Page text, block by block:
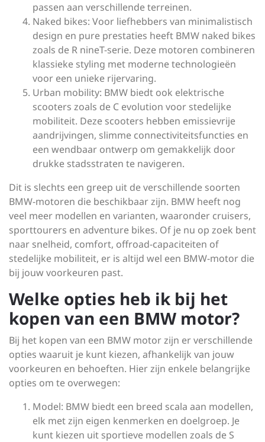
passen aan verschillende terreinen.
Naked bikes: Voor liefhebbers van minimalistisch
design en pure prestaties heeft BMW naked bikes
zoals de R nineT-serie. Deze motoren combineren
klassieke styling met moderne technologieën
voor een unieke rijervaring.
Urban mobility: BMW biedt ook elektrische
scooters zoals de C evolution voor stedelijke
mobiliteit. Deze scooters hebben emissievrije
aandrijvingen, slimme connectiviteitsfuncties en
een wendbaar ontwerp om gemakkelijk door
drukke stadsstraten te navigeren.
Dit is slechts een greep uit de verschillende soorten
BMW-motoren die beschikbaar zijn. BMW heeft nog
veel meer modellen en varianten, waaronder cruisers,
sporttourers en adventure bikes. Of je nu op zoek bent
naar snelheid, comfort, offroad-capaciteiten of
stedelijke mobiliteit, er is altijd wel een BMW-motor die
bij jouw voorkeuren past.
Welke opties heb ik bij het
kopen van een BMW motor?
Bij het kopen van een BMW motor zijn er verschillende
opties waaruit je kunt kiezen, afhankelijk van jouw
voorkeuren en behoeften. Hier zijn enkele belangrijke
opties om te overwegen:
Model: BMW biedt een breed scala aan modellen,
elk met zijn eigen kenmerken en doelgroep. Je
kunt kiezen uit sportieve modellen zoals de S